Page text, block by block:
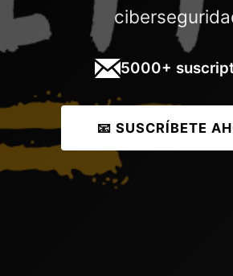
5000+
📧 SUSCRÍBETE